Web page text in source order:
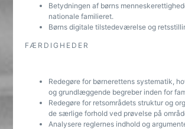
Betydningen af børns
nationale familieret.
Børns digitale tilstedeværelse og
FÆRDIGHEDER
Redegøre for børnerettens systematik,
og grundlæggende begreber inden for
Redegøre for retsområdets struktur og
de særlige forhold ved prøvelse på
Analysere reglernes indhold og